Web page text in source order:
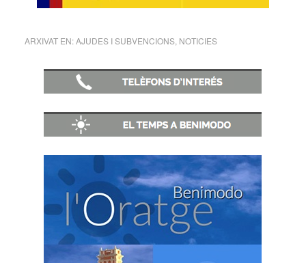
ARXIVAT EN:AJUDES I SUBVENCIONS, NOTICIES